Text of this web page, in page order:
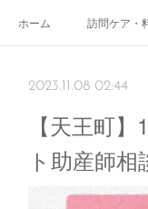
ホーム 訪問ケア・
2023.11.08 02:44
【天王町
ト助産師